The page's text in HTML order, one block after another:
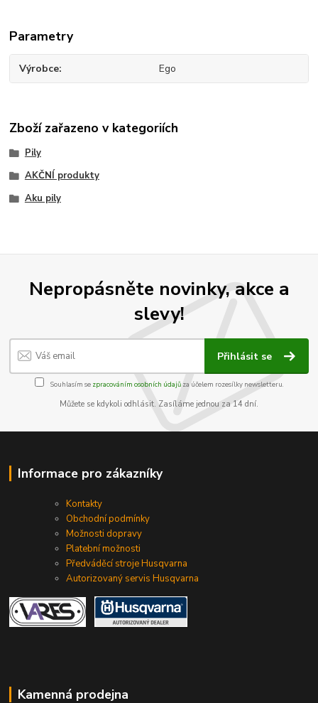
Parametry
Výrobce Ego
Zboží zařazeno v kategoriích
Pily
AKČNÍ produkty
Aku pily
Nepropásněte novinky, akce a
slevy!
Přihlásit se
Souhlasím se zpracováním osobních údajůza účelem rozesílky newsletteru.
Můžete se kdykoli odhlásit. Zasíláme jednou za 14 dní.
Informace pro zákazníky
Kontakty
Obchodní podmínky
Možnosti dopravy
Platební možnosti
Předváděcí stroje Husqvarna
Autorizovaný servis Husqvarna
Kamenná prodejna